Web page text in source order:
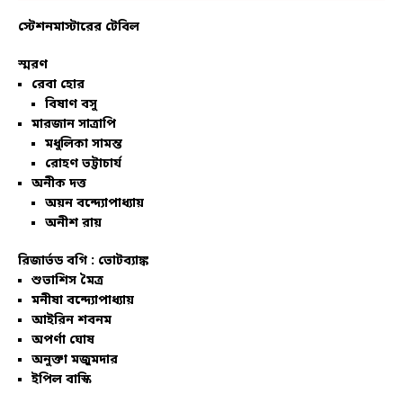
স্টেশনমাস্টারের টেবিল
স্মরণ
রেবা হোর
বিষাণ বসু
মারজান সাত্রাপি
মধুলিকা সামন্ত
রোহণ ভট্টাচার্য
অনীক দত্ত
অয়ন বন্দ্যোপাধ্যায়
অনীশ রায়
রিজার্ভড বগি : ভোটব্যাঙ্ক
শুভাশিস মৈত্র
মনীষা বন্দ্যোপাধ্যায়
আইরিন শবনম
অপর্ণা ঘোষ
অনুক্তা মজুমদার
ইপিল বাস্কি